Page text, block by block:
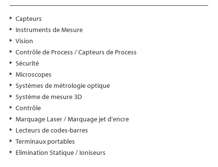
Capteurs
Instruments de Mesure
Vision
Contrôle de Process / Capteurs de Process
Sécurité
Microscopes
Systèmes de métrologie optique
Système de mesure 3D
Contrôle
Marquage Laser / Marquage jet d'encre
Lecteurs de codes-barres
Terminaux portables
Elimination Statique / Ioniseurs